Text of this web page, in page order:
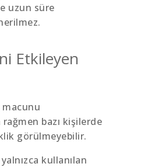
uzun süre
Etkileyen
macunu
rağmen bazı kişilerde
görülmeyebilir.
kullanılan